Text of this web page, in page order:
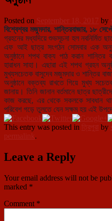
Posted on September 18, 2017 by
বিশ্বেশ্বর মজুমদার, শান্তিরবাজার, ১৮
গ্রহনের মধ্যদিয়ে শুভসূচনা হল নবনির্মিত
এফ আই ছাত্র সংগঠন সোমবার এক
অনুষ্ঠানে শপথ বাক্য পাঠ করান শান্তির
হারাধন সাহা। এছারা এই শপথ গ্রহন
মুখ্যসচেতক বাসুদেব মজুমদার ও শান্তির
অনুষ্ঠানে বক্তব্য রাখতে গিয়ে মুখ্য
জানায়। তিনি জানান বর্তমানে ছাত্র
কাজ করছে, এর থেকে সকলকে সাবধান
পরিবেশ গড়ে তুলতে যেন সক্ষম হয় এই
This entry was posted in ত্রিপুরা by
permalink.
Leave a Reply
Your email address will not be
marked *
Comment *